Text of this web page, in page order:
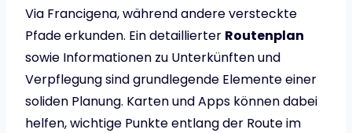
Via Francigena, während andere versteckte
Pfade erkunden. Ein detaillierter Routenplan
sowie Informationen zu Unterkünften und
Verpflegung sind grundlegende Elemente einer
soliden Planung. Karten und Apps können dabei
helfen, wichtige Punkte entlang der Route im